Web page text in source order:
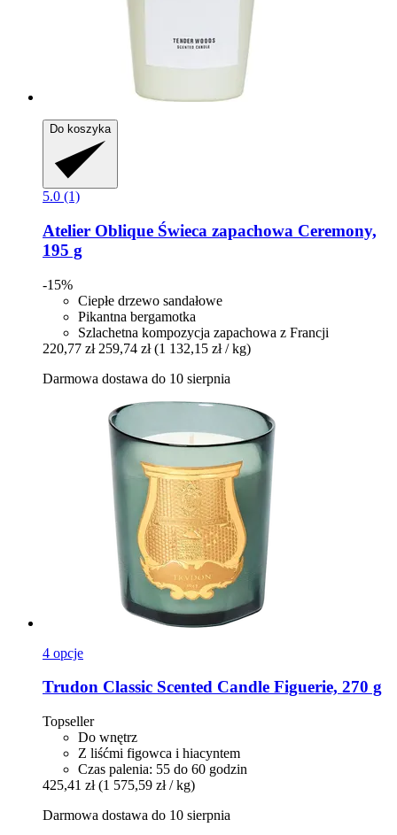
Do koszyka
5.0 (1)
Atelier Oblique Świeca zapachowa Ceremony,
195 g
-15%
Ciepłe drzewo sandałowe
Pikantna bergamotka
Szlachetna kompozycja zapachowa z Francji
220,77 zł 259,74 zł (1 132,15 zł / kg)
Darmowa dostawa do 10 sierpnia
4 opcje
Trudon Classic Scented Candle Figuerie, 270 g
Topseller
Do wnętrz
Z liśćmi figowca i hiacyntem
Czas palenia: 55 do 60 godzin
425,41 zł (1 575,59 zł / kg)
Darmowa dostawa do 10 sierpnia